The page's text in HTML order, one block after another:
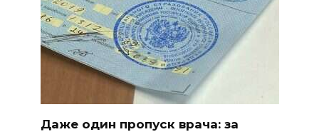
Даже один пропуск врача: за